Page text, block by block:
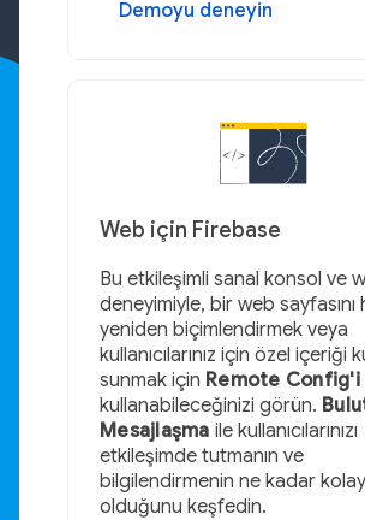
Demoyu deneyin
Web için Firebase
Bu etkileşimli sanal konsol ve
deneyimiyle, bir web sayfasını
yeniden biçimlendirmek veya
kullanıcılarınız için özel içeriği
sunmak için Remote Config'i
kullanabileceğinizi görün.
Mesajlaşma ile kullanıcılarınızı
etkileşimde tutmanın ve
bilgilendirmenin ne kadar kolay
olduğunu keşfedin.